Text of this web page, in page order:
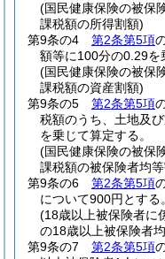
(国民健康保険の被保
課税額の所得割額)
第9条の4
第2条第5項
額等に100分の0.29を
(国民健康保険の被保
課税額の資産割額)
第9条の5
第2条第5項
税額のうち、土地及
を乗じて算定する。
(国民健康保険の被保
課税額の被保険者均
第9条の6
第2条第5項
について900円とする。
(18歳以上被保険者に
の18歳以上被保険者
第9条の7
第2条第5項